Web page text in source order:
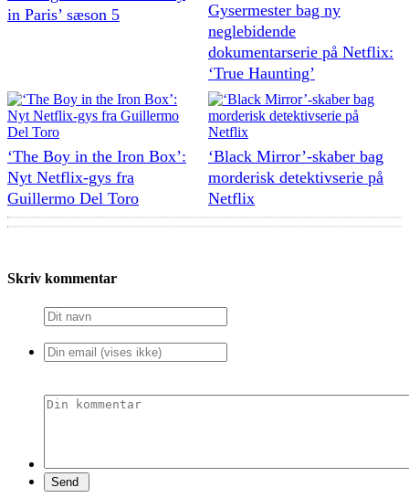
in Paris’ sæson 5
Gysermester bag ny
neglebidende
dokumentarserie på Netflix:
‘True Haunting’
‘The Boy in the Iron Box’:
Nyt Netflix-gys fra
Guillermo Del Toro
‘Black Mirror’-skaber bag
morderisk detektivserie på
Netflix
Skriv kommentar